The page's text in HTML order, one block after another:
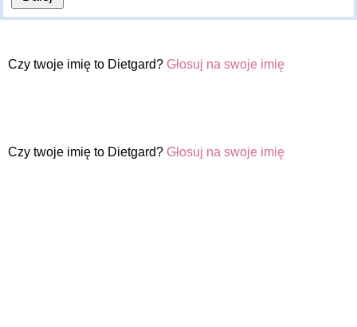
Czy twoje imię to Dietgard? Głosuj na swoje imię
Czy twoje imię to Dietgard? Głosuj na swoje imię